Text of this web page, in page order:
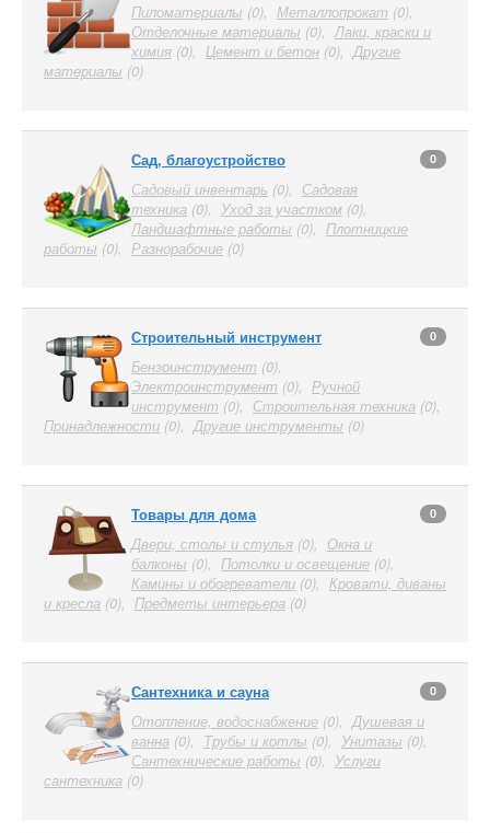
Пиломатериалы (0), Металлопрокат (0),
Отделочные материалы (0),Лаки, краски и
химия (0), Цемент и бетон (0),Другие
материалы (0)
Сад, благоустройство 0
Садовый инвентарь (0), Садовая
техника (0), Уход за участком (0),
Ландшафтные работы (0), Плотницкие
работы (0), Разнорабочие (0)
Строительный инструмент 0
Бензоинструмент (0),
Электроинструмент (0), Ручной
инструмент (0), Строительная техника (0),
Принадлежности (0),Другие инструменты (0)
Товары для дома 0
Двери, столы и стулья (0), Окна и
балконы (0), Потолки и освещение (0),
Камины и обогреватели (0), Кровати, диваны
и кресла (0), Предметы интерьера (0)
Сантехника и сауна 0
Отопление, водоснабжение (0),Душевая и
ванна (0), Трубы и котлы (0), Унитазы (0),
Сантехнические работы (0), Услуги
сантехника (0)